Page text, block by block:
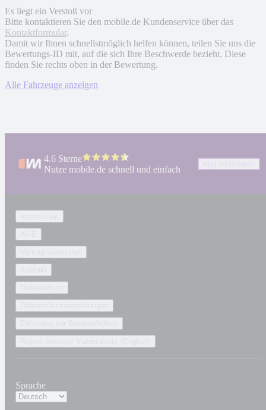
Es liegt ein Verstoß vor
Bitte kontaktieren Sie den mobile.de Kundenservice über das
Kontaktformular.
Damit wir Ihnen schnellstmöglich helfen können, teilen Sie uns die
Bewertungs-ID mit, auf die sich Ihre Beschwerde bezieht. Diese
finden Sie rechts oben in der Bewertung.
Alle Fahrzeuge anzeigen
4.6 Sterne
Nutze mobile.de schnell und einfach
Sprache